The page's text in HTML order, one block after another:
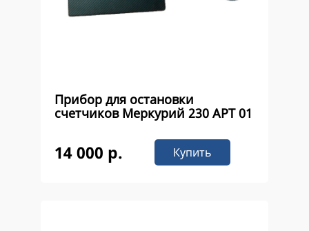
Прибор для остановки
счетчиков Меркурий 230 APT 01
14 000 р. Купить